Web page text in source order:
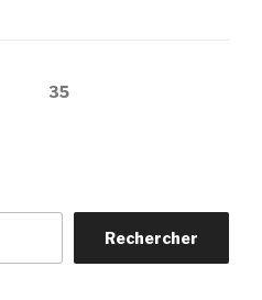
Page35
Rechercher